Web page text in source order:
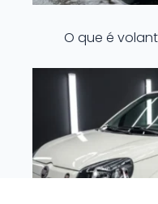
O que é